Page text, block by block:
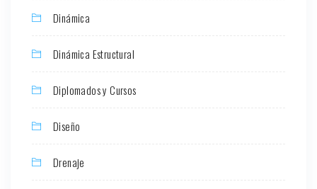
Dinámica
Dinámica Estructural
Diplomados y Cursos
Diseño
Drenaje